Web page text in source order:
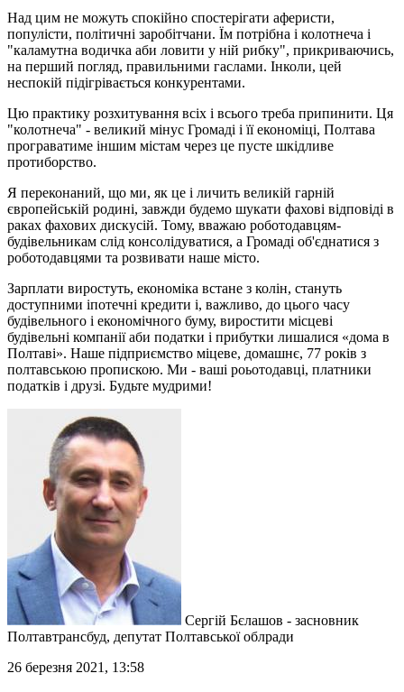
Над цим не можуть спокійно спостерігати аферисти,
популісти, політичні заробітчани. Їм потрібна і колотнеча і
"каламутна водичка аби ловити у ній рибку", прикриваючись,
на перший погляд, правильними гаслами. Інколи, цей
неспокій підігрівається конкурентами.
Цю практику розхитування всіх і всього треба припинити. Ця
"колотнеча" - великий мінус Громаді і її економіці, Полтава
програватиме іншим містам через це пусте шкідливе
протиборство.
Я переконаний, що ми, як це і личить великій гарній
європейській родині, завжди будемо шукати фахові відповіді в
раках фахових дискусій. Тому, вважаю роботодавцям-
будівельникам слід консолідуватися, а Громаді об'єднатися з
роботодавцями та розвивати наше місто.
Зарплати виростуть, економіка встане з колін, стануть
доступними іпотечні кредити і, важливо, до цього часу
будівельного і економічного буму, виростити місцеві
будівельні компанії аби податки і прибутки лишалися «дома в
Полтаві». Наше підприємство міцеве, домашнє, 77 років з
полтавською пропискою. Ми - ваші роьотодавці, платники
податків і друзі. Будьте мудрими!
Сергій Бєлашов - засновник
Полтавтрансбуд, депутат Полтавської облради
26 березня 2021, 13:58